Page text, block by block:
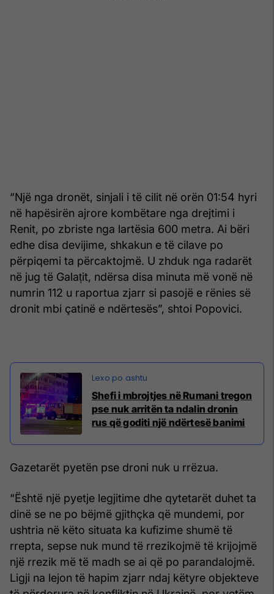
“Një nga dronët, sinjali i të cilit në orën 01:54 hyri
në hapësirën ajrore kombëtare nga drejtimi i
Renit, po zbriste nga lartësia 600 metra. Ai bëri
edhe disa devijime, shkakun e të cilave po
përpiqemi ta përcaktojmë. U zhduk nga radarët
në jug të Galațit, ndërsa disa minuta më vonë në
numrin 112 u raportua zjarr si pasojë e rënies së
dronit mbi çatinë e ndërtesës”, shtoi Popovici.
Shefi i mbrojtjes në Rumani tregon
pse nuk arritën ta ndalin dronin
rus që goditi një ndërtesë banimi
Gazetarët pyetën pse droni nuk u rrëzua.
“Është një pyetje legjitime dhe qytetarët duhet ta
dinë se ne po bëjmë gjithçka që mundemi, por
ushtria në këto situata ka kufizime shumë të
rrepta, sepse nuk mund të rrezikojmë të krijojmë
një rrezik më të madh se ai që po parandalojmë.
Ligji na lejon të hapim zjarr ndaj këtyre objekteve